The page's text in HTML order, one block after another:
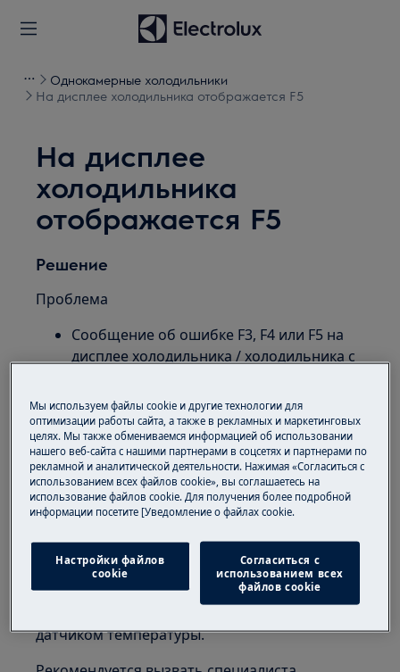
Однокамерные холодильники
На дисплее холодильника отображается F5
На дисплее
холодильника
отображается F5
Решение
Проблема
Сообщение об ошибке F3, F4 или F5 на
дисплее холодильника / холодильника с
Применимо к
Холодильнику
Холодильнику с морозильной камерой
Решение
сервисный центр.
Сообщение об ошибке F3, F4 или F5 на
датчиком температуры.
Мы используем файлы cookie и другие технологии для
оптимизации работы сайта, а также в рекламных и маркетинговых
целях. Мы также обмениваемся информацией об использовании
нашего веб-сайта с нашими партнерами в соцсетях и партнерами по
рекламной и аналитической деятельности. Нажимая «Согласиться с
использованием всех файлов cookie», вы соглашаетесь на
использование файлов cookie. Для получения более подробной
информации посетите [Уведомление о файлах cookie.
Настройки файлов
cookie
Согласиться с
использованием всех
файлов cookie